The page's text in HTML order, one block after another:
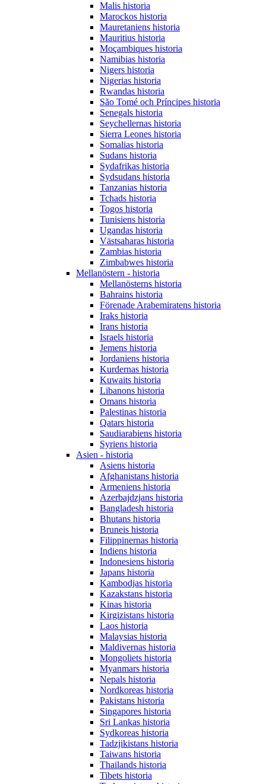
Malis historia
Marockos historia
Mauretaniens historia
Mauritius historia
Moçambiques historia
Namibias historia
Nigers historia
Nigerias historia
Rwandas historia
São Tomé och Príncipes historia
Senegals historia
Seychellernas historia
Sierra Leones historia
Somalias historia
Sudans historia
Sydafrikas historia
Sydsudans historia
Tanzanias historia
Tchads historia
Togos historia
Tunisiens historia
Ugandas historia
Västsaharas historia
Zambias historia
Zimbabwes historia
Mellanöstern - historia
Mellanösterns historia
Bahrains historia
Förenade Arabemiratens historia
Iraks historia
Irans historia
Israels historia
Jemens historia
Jordaniens historia
Kurdernas historia
Kuwaits historia
Libanons historia
Omans historia
Palestinas historia
Qatars historia
Saudiarabiens historia
Syriens historia
Asien - historia
Asiens historia
Afghanistans historia
Armeniens historia
Azerbajdzjans historia
Bangladesh historia
Bhutans historia
Bruneis historia
Filippinernas historia
Indiens historia
Indonesiens historia
Japans historia
Kambodjas historia
Kazakstans historia
Kinas historia
Kirgizistans historia
Laos historia
Malaysias historia
Maldivernas historia
Mongoliets historia
Myanmars historia
Nepals historia
Nordkoreas historia
Pakistans historia
Singapores historia
Sri Lankas historia
Sydkoreas historia
Tadzjikistans historia
Taiwans historia
Thailands historia
Tibets historia